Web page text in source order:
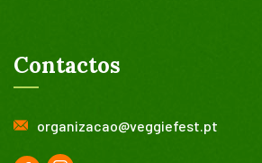
Contactos
organizacao@veggiefest.pt